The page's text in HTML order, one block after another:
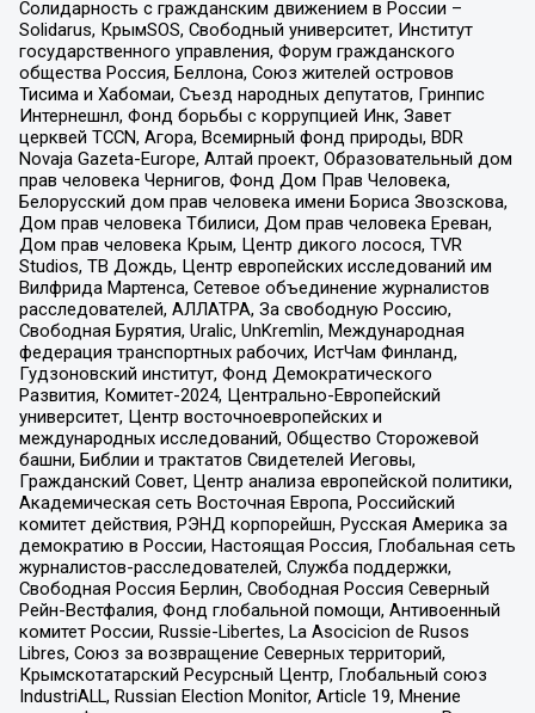
Солидарность с гражданским движением в России –
Solidarus, КрымSOS, Свободный университет, Институт
государственного управления, Форум гражданского
общества Россия, Беллона, Союз жителей островов
Тисима и Хабомаи, Съезд народных депутатов, Гринпис
Интернешнл, Фонд борьбы с коррупцией Инк, Завет
церквей TCCN, Агора, Всемирный фонд природы, BDR
Novaja Gazeta-Europe, Алтай проект, Образовательный дом
прав человека Чернигов, Фонд Дом Прав Человека,
Белорусский дом прав человека имени Бориса Звозскова,
Дом прав человека Тбилиси, Дом прав человека Ереван,
Дом прав человека Крым, Центр дикого лосося, TVR
Studios, ТВ Дождь, Центр европейских исследований им
Вилфрида Мартенса, Сетевое объединение журналистов
расследователей, АЛЛАТРА, За свободную Россию,
Свободная Бурятия, Uralic, UnKremlin, Международная
федерация транспортных рабочих, ИстЧам Финланд,
Гудзоновский институт, Фонд Демократического
Развития, Комитет-2024, Центрально-Европейский
университет, Центр восточноевропейских и
международных исследований, Общество Сторожевой
башни, Библии и трактатов Свидетелей Иеговы,
Гражданский Совет, Центр анализа европейской политики,
Академическая сеть Восточная Европа, Российский
комитет действия, РЭНД корпорейшн, Русская Америка за
демократию в России, Настоящая Россия, Глобальная сеть
журналистов-расследователей, Служба поддержки,
Свободная Россия Берлин, Свободная Россия Северный
Рейн-Вестфалия, Фонд глобальной помощи, Антивоенный
комитет России, Russie-Libertes, La Asocicion de Rusos
Libres, Союз за возвращение Северных территорий,
Крымскотатарский Ресурсный Центр, Глобальный союз
IndustriALL, Russian Election Monitor, Article 19, Мнение